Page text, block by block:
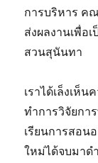
การบริหาร ค
ส่งผลงานเพื่อ
สวนสุนันทา
เราได้เล็งเห็
ทำการวิจัยกา
เรียนการสอน
ใหม่ได้จบมาด